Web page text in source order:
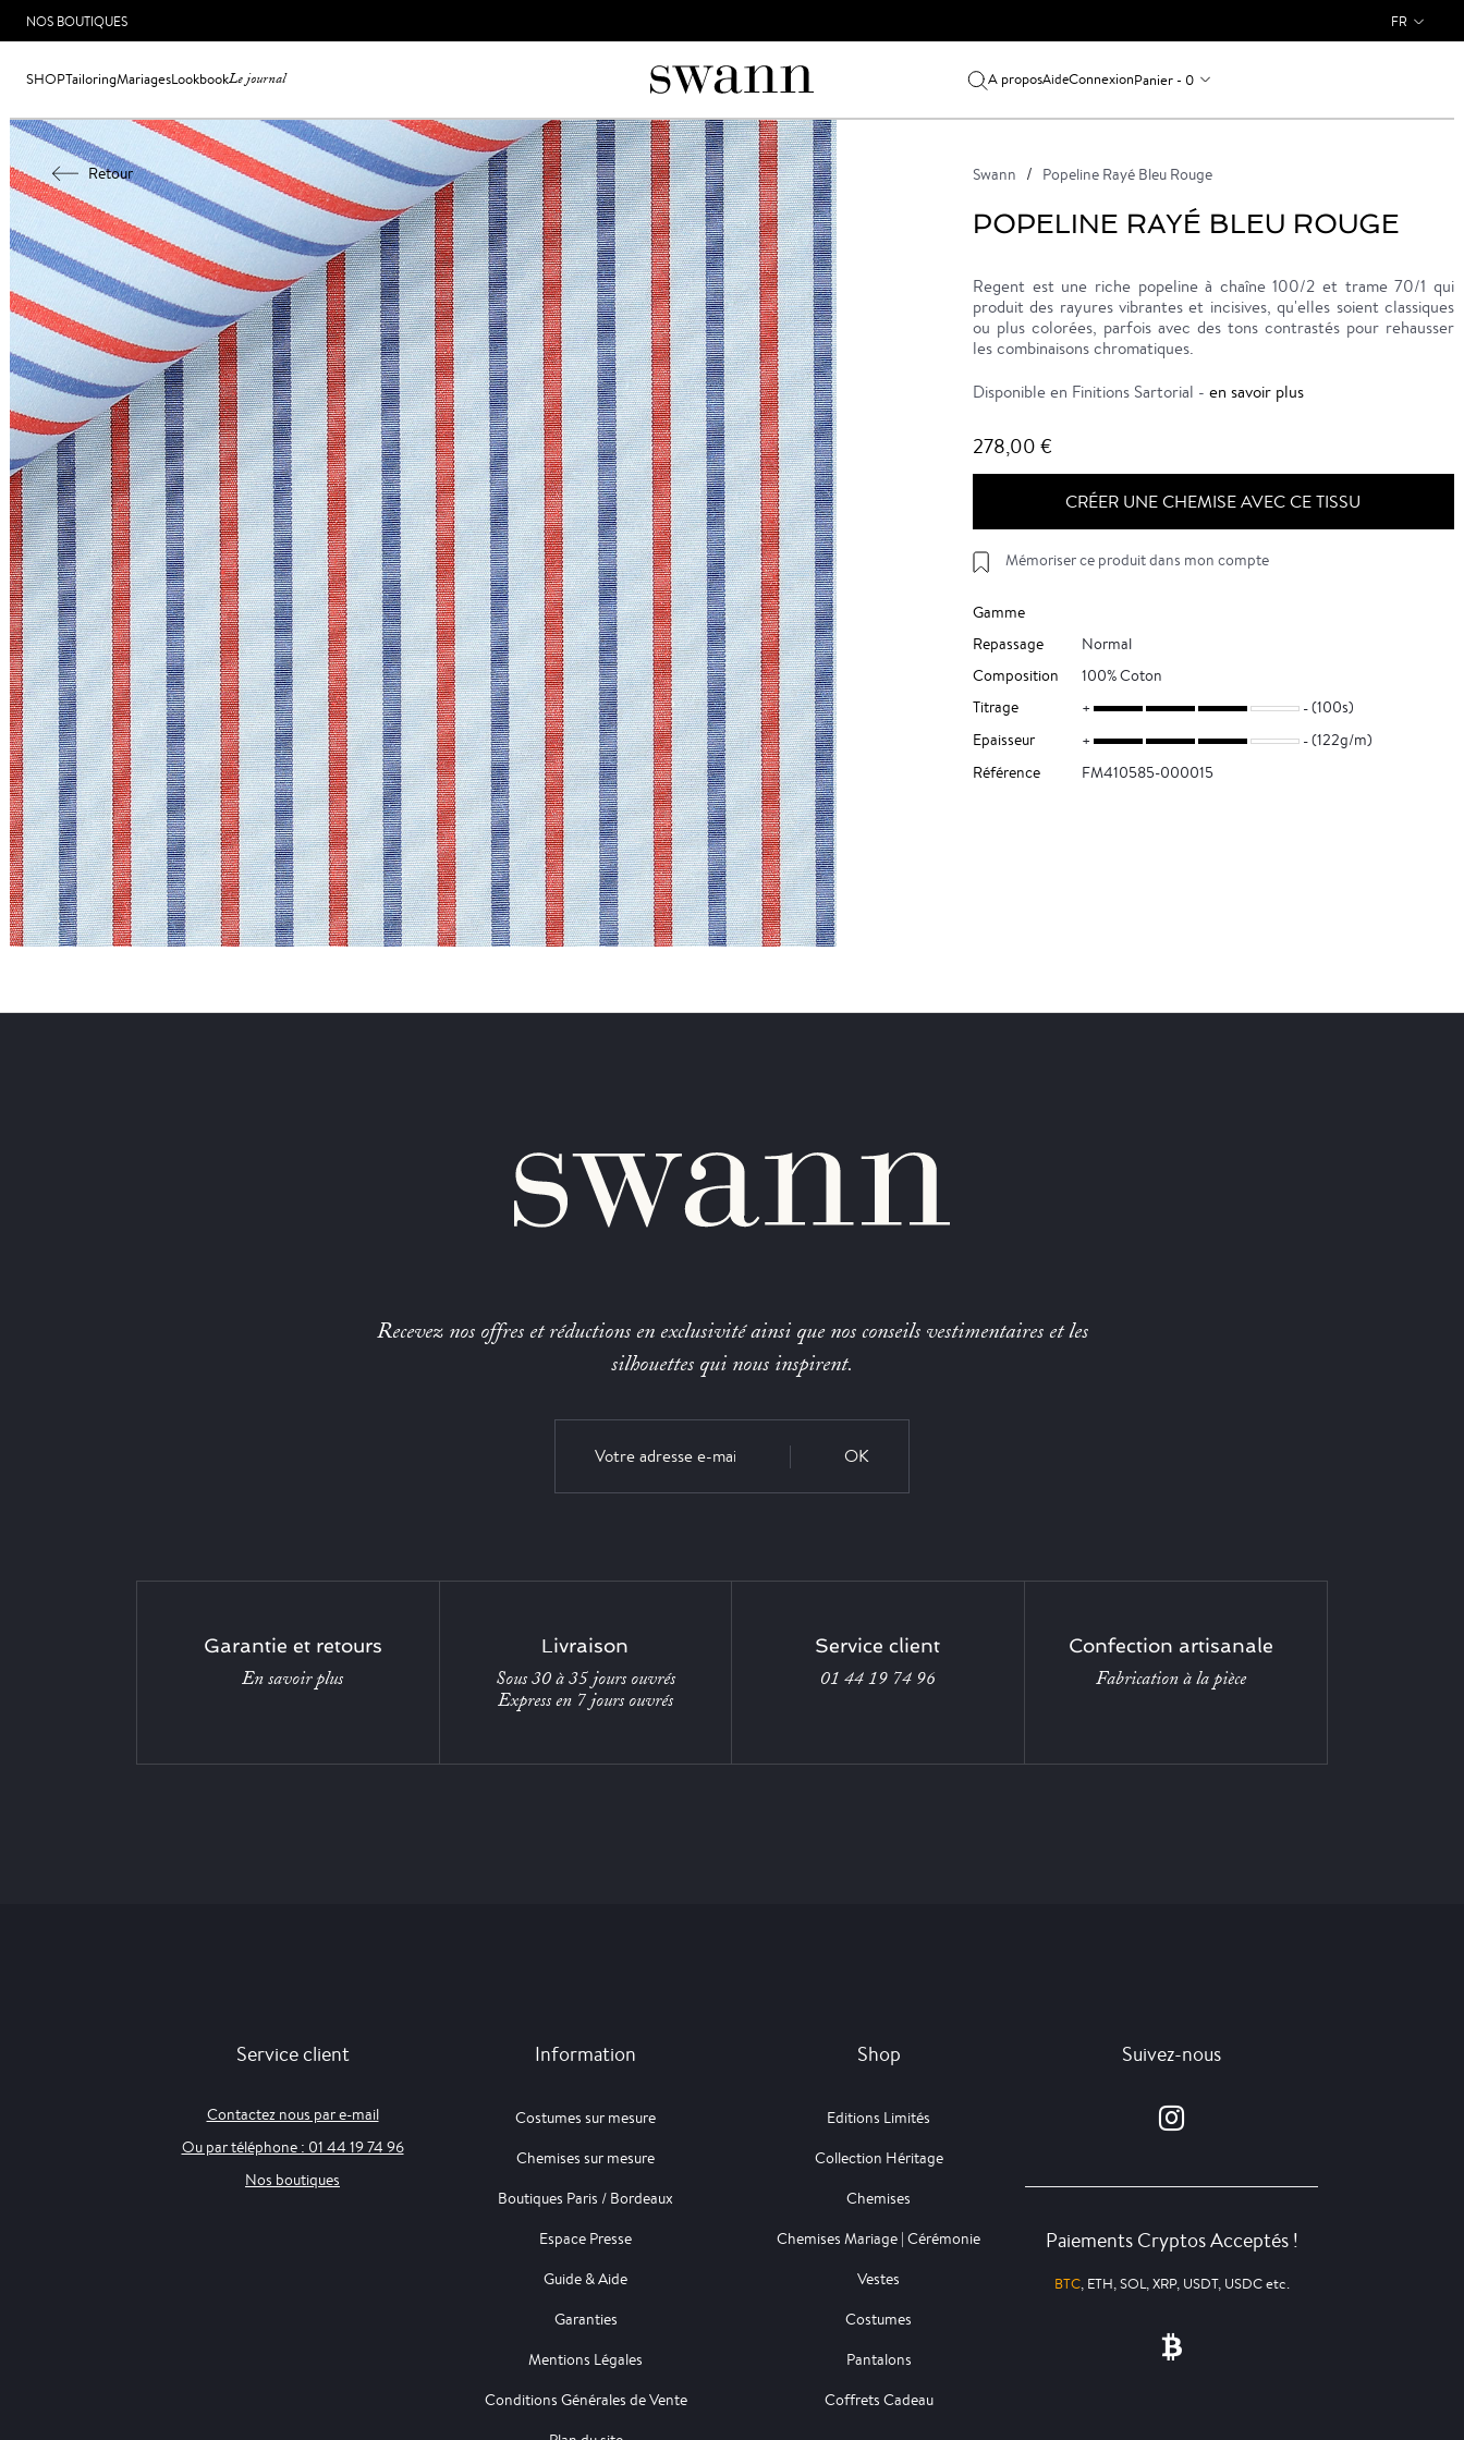
NOS BOUTIQUES FR
SHOPTailoringMariagesLookbookLe journal A proposAideConnexionPanier - 0
Retour Swann Popeline Rayé Bleu Rouge
POPELINE RAYÉ BLEU ROUGE
Regent est une riche popeline à chaîne 100/2 et trame 70/1 qui
produit des rayures vibrantes et incisives, qu'elles soient classiques
ou plus colorées, parfois avec des tons contrastés pour rehausser
les combinaisons chromatiques.
Disponible en Finitions Sartorial - en savoir plus
278,00 €
CRÉER UNE CHEMISE AVEC CE TISSU
Mémoriser ce produit dans mon compte
Gamme
Repassage
Normal
Composition
100% Coton
Titrage
(100s)
Epaisseur
(122g/m)
Référence
FM410585-000015
Recevez nos offres et réductions en exclusivité ainsi que nos conseils vestimentaires et les
silhouettes qui nous inspirent.
OK
Garantie et retours
En savoir plus
Livraison
Sous 30 à 35 jours ouvrés
Express en 7 jours ouvrés
Service client
01 44 19 74 96
Confection artisanale
Fabrication à la pièce
Service client
Contactez nous par e-mail
Ou par téléphone : 01 44 19 74 96
Nos boutiques
Information
Costumes sur mesure
Chemises sur mesure
Boutiques Paris / Bordeaux
Espace Presse
Guide & Aide
Garanties
Mentions Légales
Conditions Générales de Vente
Shop
Editions Limités
Collection Héritage
Chemises
Chemises Mariage | Cérémonie
Vestes
Costumes
Pantalons
Coffrets Cadeau
Suivez-nous
Paiements Cryptos Acceptés !
BTC, ETH, SOL, XRP, USDT, USDC etc.